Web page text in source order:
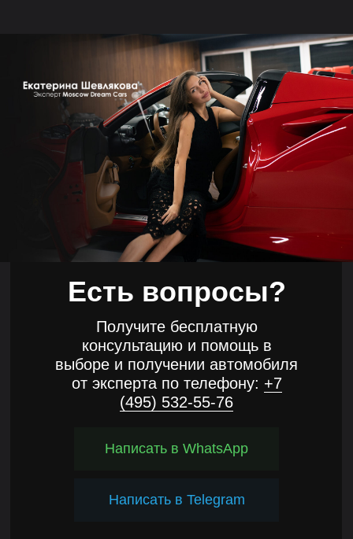
Есть вопросы?
Получите бесплатную
консультацию и помощь в
выборе и получении автомобиля
от эксперта по телефону: +7
(495) 532-55-76
Написать в WhatsApp
Написать в Telegram